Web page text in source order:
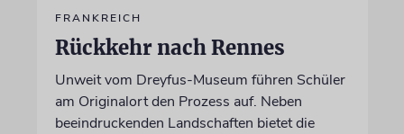
FRANKREICH
Rückkehr nach Rennes
Unweit vom Dreyfus-Museum führen Schüler
am Originalort den Prozess auf. Neben
beeindruckenden Landschaften bietet die